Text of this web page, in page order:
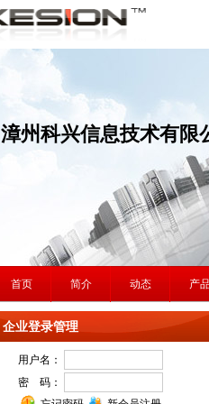
漳州科兴信息技术有限
首页 简介 动态 产
企业登录管理